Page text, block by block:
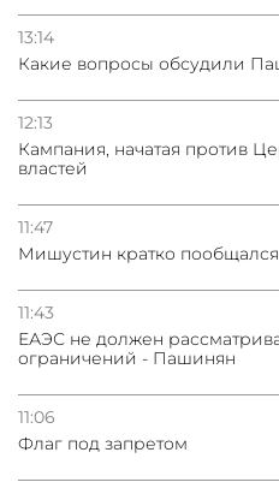
13:14
Какие вопросы обсудили
12:13
Кампания, начатая против
властей
11:47
Мишустин кратко
11:43
ЕАЭС не должен
ограничений - Пашинян
11:06
Флаг под запретом